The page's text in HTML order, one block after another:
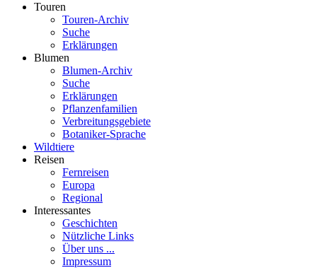
Touren
Touren-Archiv
Suche
Erklärungen
Blumen
Blumen-Archiv
Suche
Erklärungen
Pflanzenfamilien
Verbreitungsgebiete
Botaniker-Sprache
Wildtiere
Reisen
Fernreisen
Europa
Regional
Interessantes
Geschichten
Nützliche Links
Über uns ...
Impressum